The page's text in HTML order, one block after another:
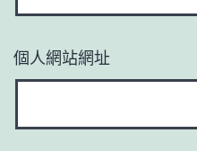
個人網站網址